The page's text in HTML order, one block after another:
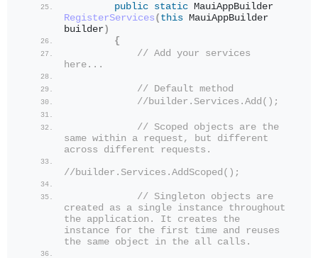
public static
RegisterServices ( this MauiAppBuilder
builder)
{
// Add your services
here...
// Default method
//builder.Services.Add();
// Scoped objects are the
same within a request, but different
across different requests.
//builder.Services.AddScoped();
// Singleton objects are
created as a single instance throughout
the application. It creates the
instance for the first time and reuses
the same object in the all calls.